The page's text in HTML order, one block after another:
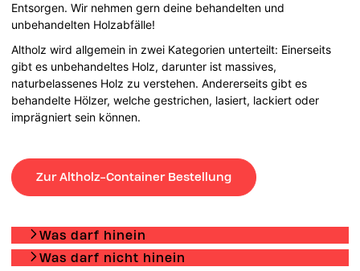
Entsorgen. Wir nehmen gern deine behandelten und
unbehandelten Holzabfälle!
Altholz wird allgemein in zwei Kategorien unterteilt: Einerseits
gibt es unbehandeltes Holz, darunter ist massives,
naturbelassenes Holz zu verstehen. Andererseits gibt es
behandelte Hölzer, welche gestrichen, lasiert, lackiert oder
imprägniert sein können.
Zur Altholz-Container Bestellung
Was darf hinein
Was darf nicht hinein